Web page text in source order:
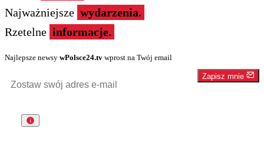
Najważniejsze wydarzenia.
Rzetelne informacje.
Najlepsze newsy wPolsce24.tv wprost na Twój email
Zapisz mnie